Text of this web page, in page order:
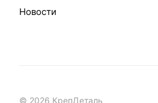
Новости
© 2026 КрепДеталь